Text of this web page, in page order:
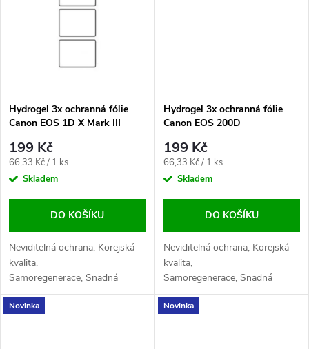
Hydrogel 3x ochranná fólie
Canon EOS 1D X Mark III
199 Kč
Měrná
cena:
66,33 Kč / 1 ks
Skladem
DO KOŠÍKU
Neviditelná ochrana, Korejská
kvalita,
Samoregenerace, Snadná
aplikace, Maximální
citlivost, Odolnost proti
Hydrogel 3x ochranná fólie
Canon EOS 200D
199 Kč
Měrná
cena:
66,33 Kč / 1 ks
Skladem
DO KOŠÍKU
Neviditelná ochrana, Korejská
kvalita,
Samoregenerace, Snadná
aplikace, Maximální
citlivost, Odolnost proti
Novinka Novinka